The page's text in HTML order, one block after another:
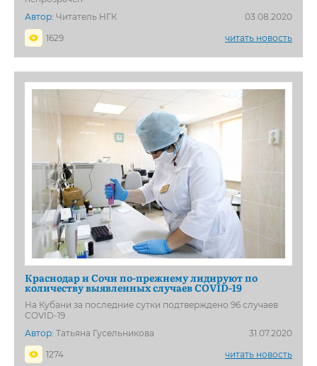
Автор: Читатель НГК
03.08.2020
1629
читать новость
Краснодар и Сочи по-прежнему лидируют по
количеству выявленных случаев COVID-19
На Кубани за последние сутки подтверждено 96 случаев
COVID-19
Автор: Татьяна Гусельникова
31.07.2020
1274
читать новость